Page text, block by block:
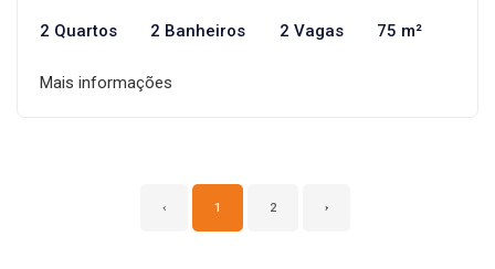
2 Quartos 2 Banheiros 2 Vagas 75 m²
Mais informações
‹ 1 2 ›